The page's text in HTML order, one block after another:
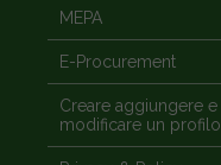
MEPA
E-Procurement
Creare aggiungere e
modificare un profilo